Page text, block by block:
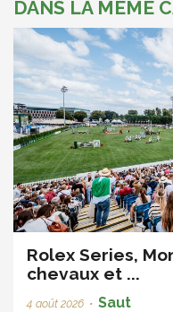
DANS LA MÊME
Rolex Series,
chevaux et ...
4 août 2026 • Saut